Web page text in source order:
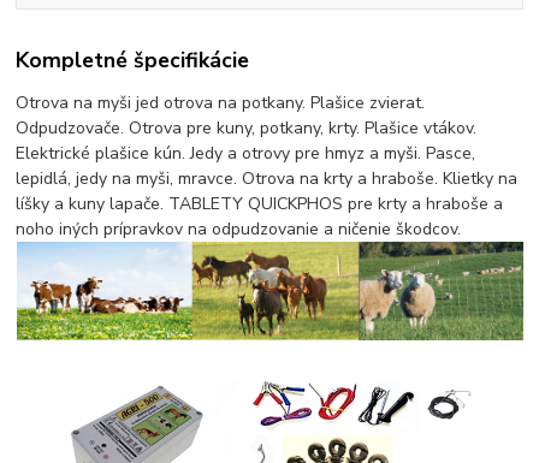
Kompletné špecifikácie
Otrova na myši jed otrova na potkany. Plašice zvierat.
Odpudzovače. Otrova pre kuny, potkany, krty. Plašice vtákov.
Elektrické plašice kún. Jedy a otrovy pre hmyz a myši. Pasce,
lepidlá, jedy na myši, mravce. Otrova na krty a hraboše. Klietky na
líšky a kuny lapače. TABLETY QUICKPHOS pre krty a hraboše a
noho iných prípravkov na odpudzovanie a ničenie škodcov.